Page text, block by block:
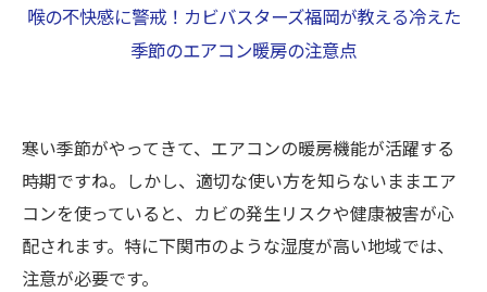
喉の不快感に警戒！カビバスターズ福岡が教える冷えた
季節のエアコン暖房の注意点
寒い季節がやってきて、エアコンの暖房機能が活躍する
時期ですね。しかし、適切な使い方を知らないままエア
コンを使っていると、カビの発生リスクや健康被害が心
配されます。特に下関市のような湿度が高い地域では、
注意が必要です。